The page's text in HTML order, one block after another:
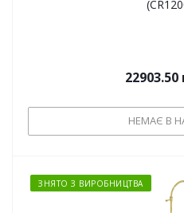
22903.50
НЕМАЄ В
ЗНЯТО З ВИРОБНИЦТВА